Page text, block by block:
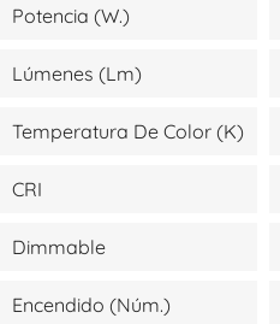
Potencia (W.)
Lúmenes (lm)
Temperatura De Color (K)
CRI
Dimmable
Encendido (Núm.)